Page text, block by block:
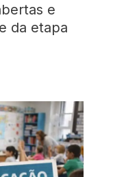
e
da etapa